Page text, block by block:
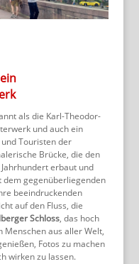
als die Karl-Theodor-
und auch ein
Touristen der
Brücke, die den
erbaut und
gegenüberliegenden
beeindruckenden
auf den Fluss, die
Schloss, das hoch
aus aller Welt,
Fotos zu machen
wirken zu lassen.